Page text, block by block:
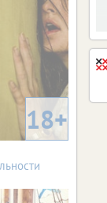
18+